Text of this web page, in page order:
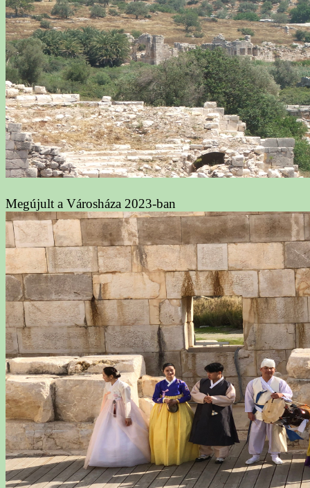
Megújult a Városháza 2023-ban